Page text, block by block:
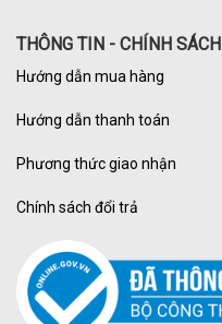
THÔNG TIN - CHÍNH SÁCH
Hướng dẫn mua hàng
Hướng dẫn thanh toán
Phương thức giao nhận
Chính sách đổi trả